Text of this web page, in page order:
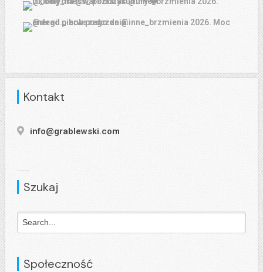
Kontakt
info@grablewski.com
Szukaj
Społeczność